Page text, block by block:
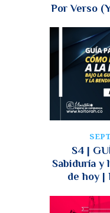
Por Verso
S4 |
Sabiduría y
de hoy |